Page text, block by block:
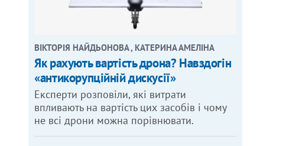
ВІКТОРІЯ НАЙДЬОНОВА , КАТЕРИНА АМЕЛІНА
Як рахують вартість дрона? Навздогін
«антикорупційній дискусії»
Експерти розповіли, які витрати
впливають на вартість цих засобів і чому
не всі дрони можна порівнювати.